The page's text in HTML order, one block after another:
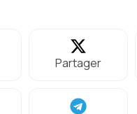
Partager